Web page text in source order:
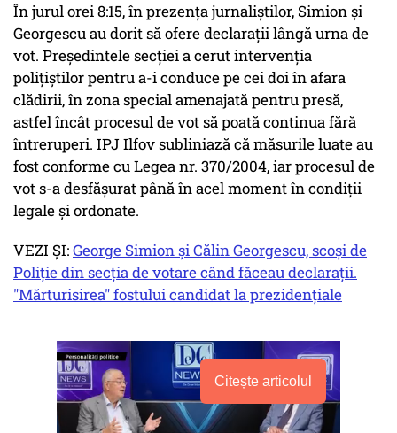
În jurul orei 8:15, în prezența jurnaliștilor, Simion și
Georgescu au dorit să ofere declarații lângă urna de
vot. Președintele secției a cerut intervenția
polițiștilor pentru a-i conduce pe cei doi în afara
clădirii, în zona special amenajată pentru presă,
astfel încât procesul de vot să poată continua fără
întreruperi. IPJ Ilfov subliniază că măsurile luate au
fost conforme cu Legea nr. 370/2004, iar procesul de
vot s-a desfășurat până în acel moment în condiții
legale și ordonate.
VEZI ȘI:George Simion și Călin Georgescu, scoși de
Poliție din secția de votare când făceau declaraţii.
"Mărturisirea" fostului candidat la prezidențiale
Citește articolul